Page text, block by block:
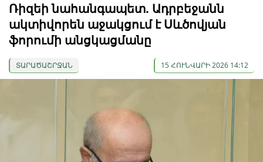
Ռիզեի նահանգապետ. Ադրբեջանն
ակտիվորեն աջակցում է Սևծովյան
ֆորումի անցկացմանը
ՏԱՐԱԾԱՇՐՋԱՆ 15 ՀՈՒՆՎԱՐԻ 2026 14:12